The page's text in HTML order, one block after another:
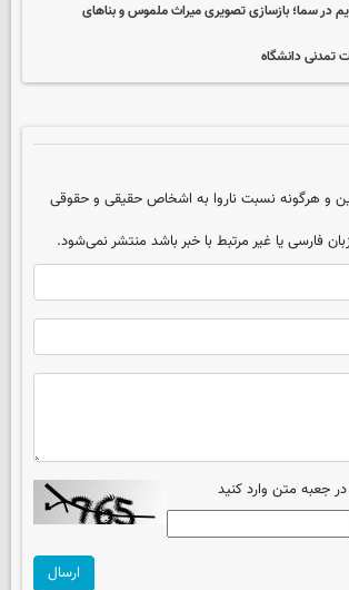
در سما؛ بازسازی تصویری میراث ملموس و بناهای
تمدنی دانشگاه
و هرگونه نسبت ناروا به اشخاص حقیقی و حقوقی
فارسی یا غیر مرتبط با خبر باشد منتشر نمی‌شود.
جعبه متن وارد کنید
ارسال